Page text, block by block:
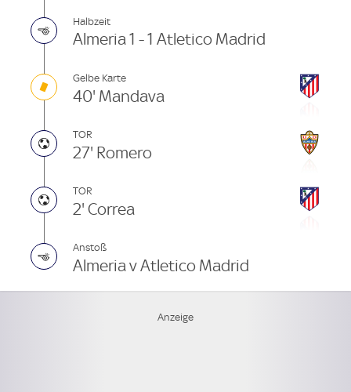
Halbzeit
Almeria 1 - 1 Atletico Madrid
Gelbe Karte
40' Mandava
TOR
27' Romero
TOR
2' Correa
Anstoß
Almeria v Atletico Madrid